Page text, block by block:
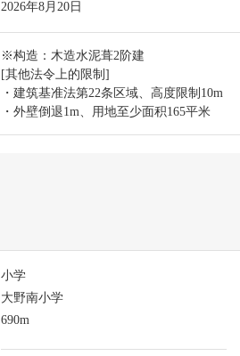
2026年8月20日
※构造：木造水泥葺2阶建
[其他法令上的限制]
・建筑基准法第22条区域、高度限制10m
・外壁倒退1m、用地至少面积165平米
小学
大野南小学
690m